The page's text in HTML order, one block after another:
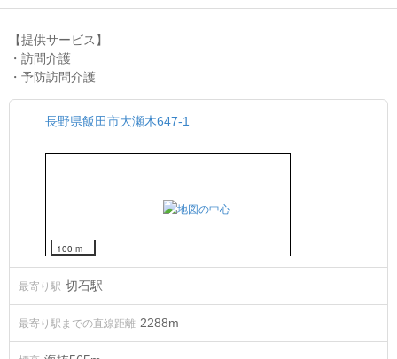
【提供サービス】
・訪問介護
・予防訪問介護
長野県飯田市大瀬木647-1
100 m
最寄り駅 切石駅
最寄り駅までの直線距離 2288m